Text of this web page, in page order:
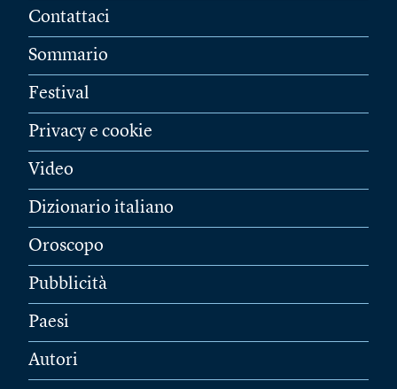
Contattaci
Sommario
Festival
Privacy e cookie
Video
Dizionario italiano
Oroscopo
Pubblicità
Paesi
Autori